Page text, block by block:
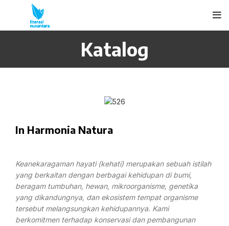
Katalog
In Harmonia Natura
Keanekaragaman hayati (kehati) merupakan sebuah istilah
yang berkaitan dengan berbagai kehidupan di bumi,
beragam tumbuhan, hewan, mikroorganisme, genetika
yang dikandungnya, dan ekosistem tempat organisme
tersebut melangsungkan kehidupannya. Kami
berkomitmen terhadap konservasi dan pembangunan